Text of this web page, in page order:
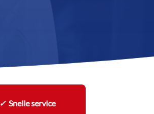
✓Snelle service